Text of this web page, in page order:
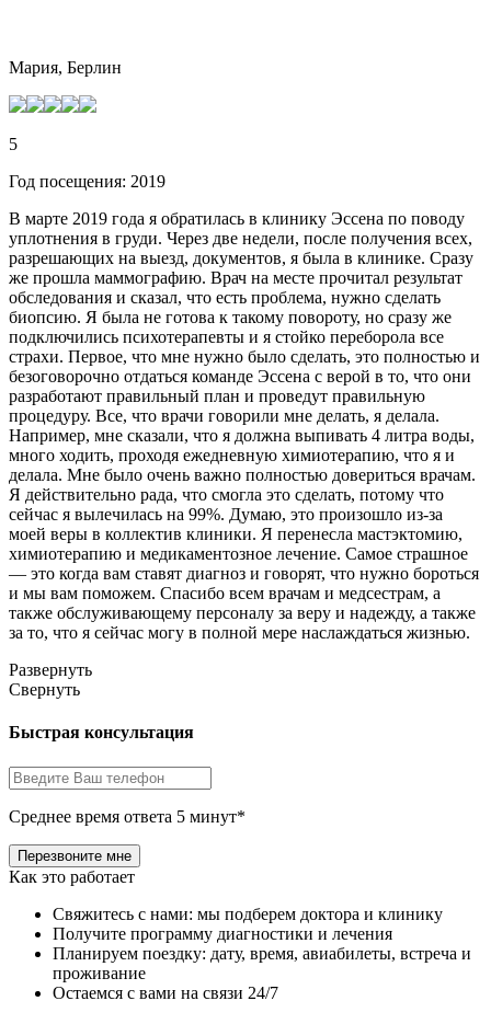
Мария, Берлин
5
Год посещения: 2019
В марте 2019 года я обратилась в клинику Эссена по поводу
уплотнения в груди. Через две недели, после получения всех,
разрешающих на выезд, документов, я была в клинике. Сразу
же прошла маммографию. Врач на месте прочитал результат
обследования и сказал, что есть проблема, нужно сделать
биопсию. Я была не готова к такому повороту, но сразу же
подключились психотерапевты и я стойко переборола все
страхи. Первое, что мне нужно было сделать, это полностью и
безоговорочно отдаться команде Эссена с верой в то, что они
разработают правильный план и проведут правильную
процедуру. Все, что врачи говорили мне делать, я делала.
Например, мне сказали, что я должна выпивать 4 литра воды,
много ходить, проходя ежедневную химиотерапию, что я и
делала. Мне было очень важно полностью довериться врачам.
Я действительно рада, что смогла это сделать, потому что
сейчас я вылечилась на 99%. Думаю, это произошло из-за
моей веры в коллектив клиники. Я перенесла мастэктомию,
химиотерапию и медикаментозное лечение. Самое страшное
— это когда вам ставят диагноз и говорят, что нужно бороться
и мы вам поможем. Спасибо всем врачам и медсестрам, а
также обслуживающему персоналу за веру и надежду, а также
за то, что я сейчас могу в полной мере наслаждаться жизнью.
Развернуть
Свернуть
Быстрая консультация
Среднее время ответа 5 минут*
Как это работает
Свяжитесь с нами: мы подберем доктора и клинику
Получите программу диагностики и лечения
Планируем поездку: дату, время, авиабилеты, встреча и
проживание
Остаемся с вами на связи 24/7